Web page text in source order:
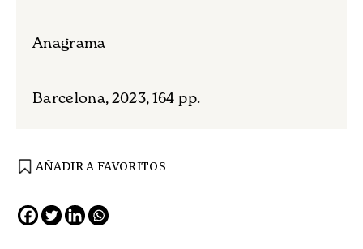
Anagrama
Barcelona, 2023, 164 pp.
AÑADIR A FAVORITOS